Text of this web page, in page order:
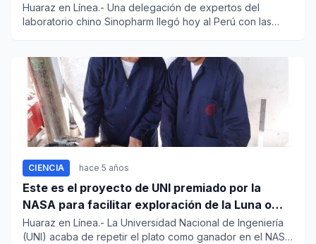
Huaraz en Línea.- Una delegación de expertos del
laboratorio chino Sinopharm llegó hoy al Perú con las
CIENCIA hace 5 años
Este es el proyecto de UNI premiado por la
NASA para facilitar exploración de la Luna o
Marte
Huaraz en Línea.- La Universidad Nacional de Ingeniería
(UNI) acaba de repetir el plato como ganador en el NASA